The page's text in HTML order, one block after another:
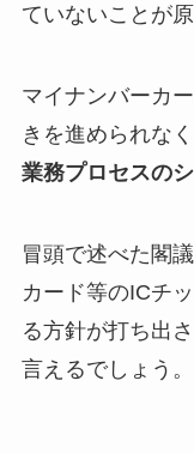
ていないことが原
マイナンバーカ
きを進められな
業務プロセスの
冒頭で述べた閣
カード等のICチ
る方針が打ち出
言えるでしょう。